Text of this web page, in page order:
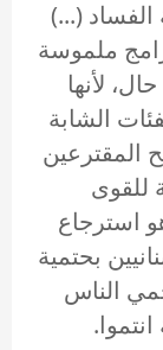
الفساد (...)
ملموسة
لأنها
الشابة
المقترعين
للقوى
استرجاع
بحتمية
الناس